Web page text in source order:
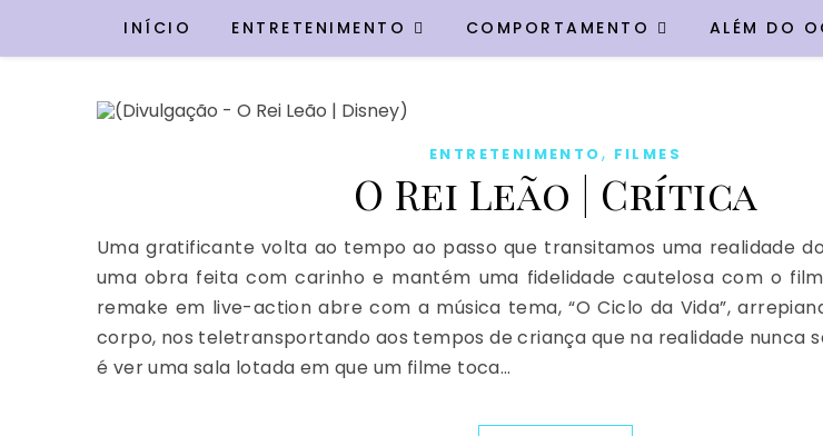
INÍCIO ENTRETENIMENTO COMPORTAMENTO ALÉM DO
ENTRETENIMENTO, FILMES
O Rei Leão | Crítica
Uma gratificante volta ao tempo ao passo que transitamos uma realidade
uma obra feita com carinho e mantém uma fidelidade cautelosa com o
remake em live-action abre com a música tema, “O Ciclo da Vida”,
corpo, nos teletransportando aos tempos de criança que na realidade nunca
é ver uma sala lotada em que um filme toca…